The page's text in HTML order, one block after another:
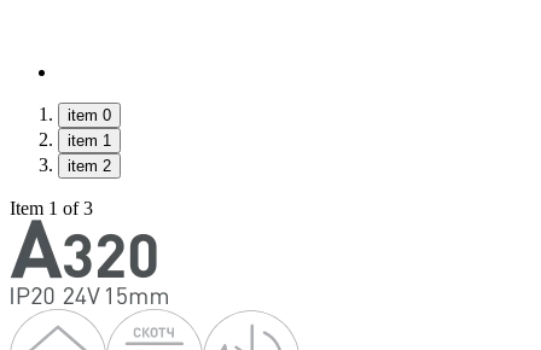
item 0
item 1
item 2
Item 1 of 3